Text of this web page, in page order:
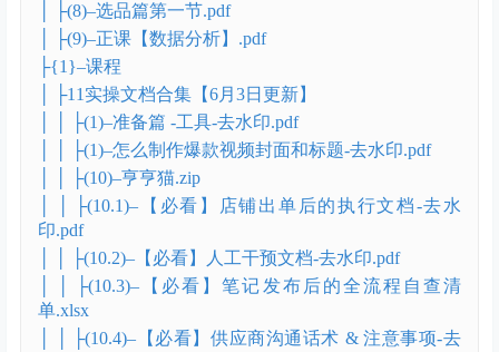
│ ├(8)–选品篇第一节.pdf
│ ├(9)–正课【数据分析】.pdf
├{1}–课程
│ ├11实操文档合集【6月3日更新】
│ │ ├(1)–准备篇 -工具-去水印.pdf
│ │ ├(1)–怎么制作爆款视频封面和标题-去水印.pdf
│ │ ├(10)–亨亨猫.zip
│ │ ├(10.1)–【必看】店铺出单后的执行文档-去水
印.pdf
│ │ ├(10.2)–【必看】人工干预文档-去水印.pdf
│ │ ├(10.3)–【必看】笔记发布后的全流程自查清
单.xlsx
│ │ ├(10.4)–【必看】供应商沟通话术 & 注意事项-去